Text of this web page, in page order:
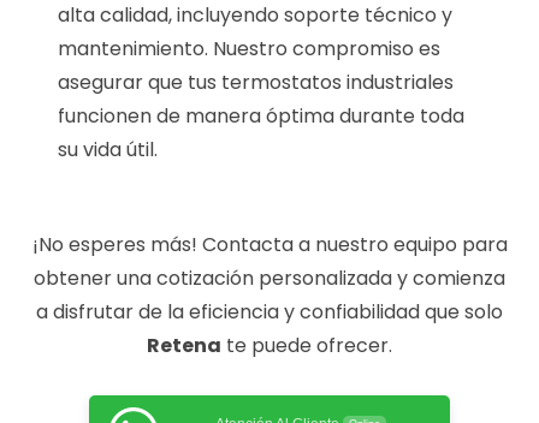
alta calidad, incluyendo soporte técnico y
mantenimiento. Nuestro compromiso es
asegurar que tus termostatos industriales
funcionen de manera óptima durante toda
su vida útil.
¡No esperes más! Contacta a nuestro equipo para
obtener una cotización personalizada y comienza
a disfrutar de la eficiencia y confiabilidad que solo
Retena te puede ofrecer.